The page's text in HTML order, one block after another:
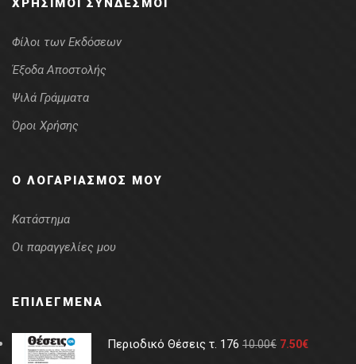
ΧΡΉΣΙΜΟΙ ΣΎΝΔΕΣΜΟΙ
Φίλοι των Εκδόσεων
Έξοδα Αποστολής
Ψιλά Γράμματα
Όροι Χρήσης
Ο ΛΟΓΑΡΙΑΣΜΌΣ ΜΟΥ
Κατάστημα
Οι παραγγελίες μου
ΕΠΙΛΕΓΜΈΝΑ
Περιοδικό Θέσεις τ. 176 10.00€ 7.50€